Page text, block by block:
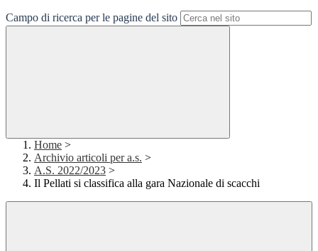
Campo di ricerca per le pagine del sito
Home >
Archivio articoli per a.s. >
A.S. 2022/2023 >
Il Pellati si classifica alla gara Nazionale di scacchi